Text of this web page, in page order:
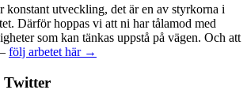
konstant utveckling, det är en av styrkorna i
Därför hoppas vi att ni har tålamod med
som kan tänkas uppstå på vägen. Och att
följ arbetet här →
Twitter